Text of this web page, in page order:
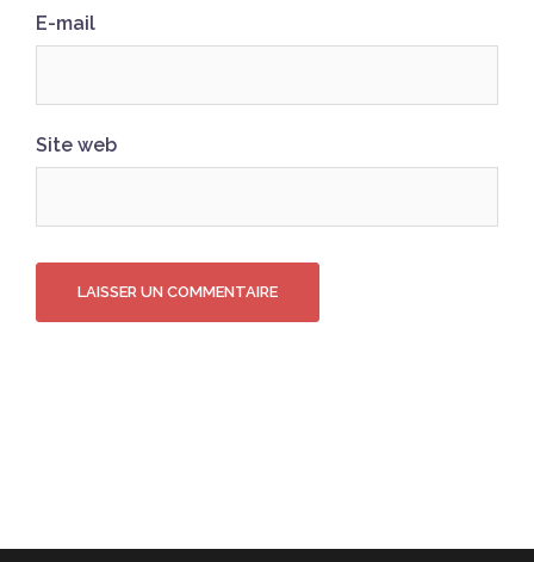
E-mail
Site web